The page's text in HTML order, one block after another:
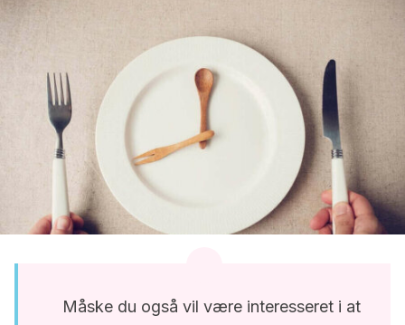
Måske du også vil være interesseret i at